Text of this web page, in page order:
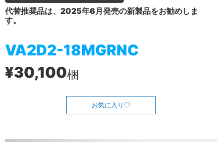
代替推奨品は、2025年6月発売の新製品をお勧めしま
す。
VA2D2-18MGRNC
¥30,100梱
お気に入り